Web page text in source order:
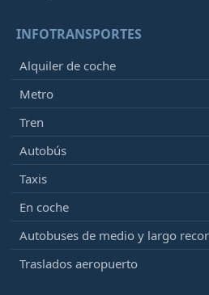
INFOTRANSPORTES
Alquiler de coche
Metro
Tren
Autobús
Taxis
En coche
Autobuses de medio y largo
Traslados aeropuerto